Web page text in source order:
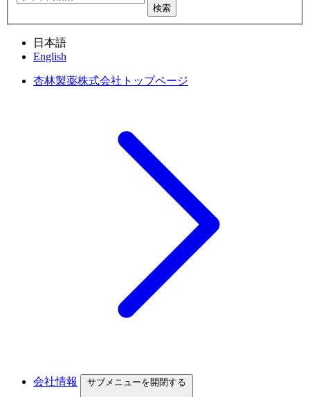
検索
日本語
English
杏林製薬株式会社トップページ
会社情報 サブメニューを開閉する